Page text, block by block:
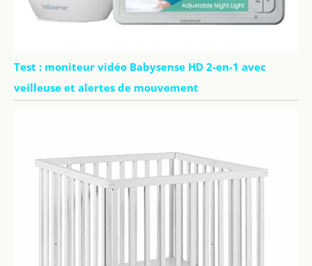
Test : moniteur vidéo Babysense HD 2-en-1 avec
veilleuse et alertes de mouvement